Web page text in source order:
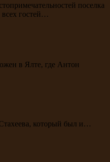
поселка
гостей…
в Ялте, где Антон
который был и…